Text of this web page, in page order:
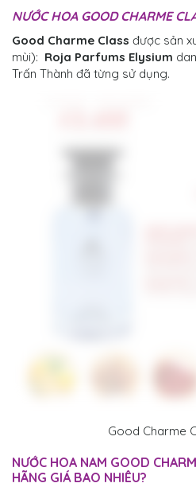
NƯỚC HOA GOOD CHARME
Good Charme Class được sản
mùi): Roja Parfums Elysium
Trấn Thành đã từng sử dụng.
Good Charme
NƯỚC HOA NAM GOOD
HÃNG GIÁ BAO NHIÊU?